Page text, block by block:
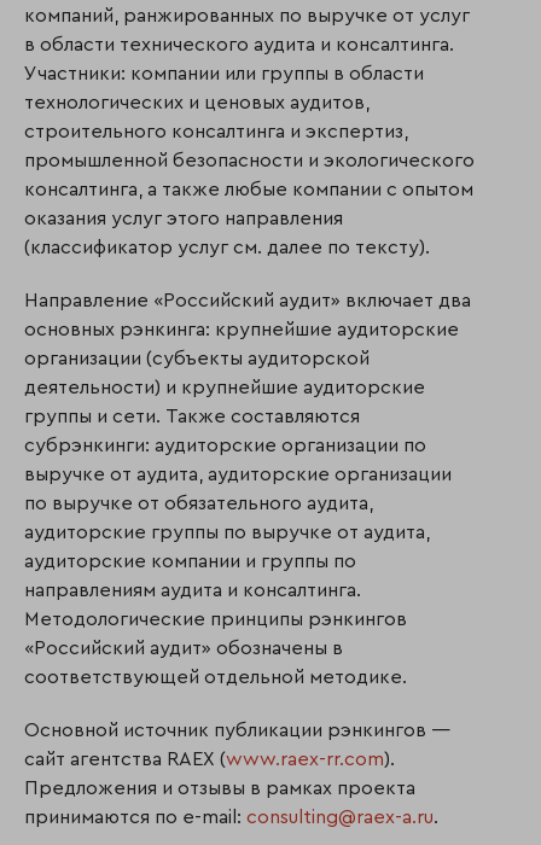
компаний, ранжированных по выручке от услуг
в области технического аудита и консалтинга.
Участники: компании или группы в области
технологических и ценовых аудитов,
строительного консалтинга и экспертиз,
промышленной безопасности и экологического
консалтинга, а также любые компании с опытом
оказания услуг этого направления
(классификатор услуг см. далее по тексту).
Направление «Российский аудит» включает два
основных рэнкинга: крупнейшие аудиторские
организации (субъекты аудиторской
деятельности) и крупнейшие аудиторские
группы и сети. Также составляются
субрэнкинги: аудиторские организации по
выручке от аудита, аудиторские организации
по выручке от обязательного аудита,
аудиторские группы по выручке от аудита,
аудиторские компании и группы по
направлениям аудита и консалтинга.
Методологические принципы рэнкингов
«Российский аудит» обозначены в
соответствующей отдельной методике.
Основной источник публикации рэнкингов —
сайт агентства RAEX (www.raex-rr.com).
Предложения и отзывы в рамках проекта
принимаются по e-mail: consulting@raex-a.ru.